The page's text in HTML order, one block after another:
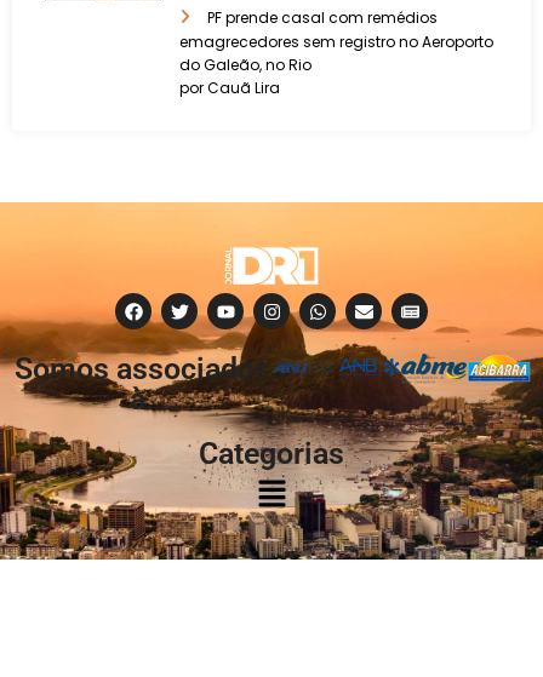
PF prende casal com remédios
emagrecedores sem registro no Aeroporto
do Galeão, no Rio
por Cauã Lira
Somos associados
à:
Categorias